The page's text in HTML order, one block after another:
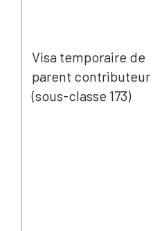
Visa temporaire de
parent contributeur
(sous-classe 173)